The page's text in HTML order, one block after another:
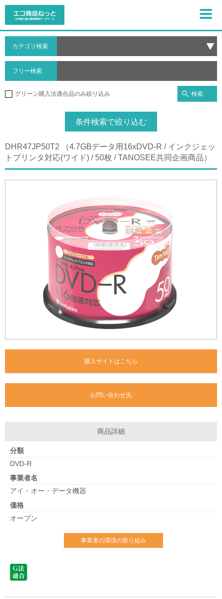
カテゴリ検索
フリー検索
グリーン購入法適合品のみ絞り込み 検索
条件検索で絞り込む
DHR47JP50T2 （4.7GBデータ用16xDVD-R / インクジェッ
トプリンタ対応(ワイド) / 50枚 / TANOSEE共同企画商品）
購入サイトはこちら
お問い合わせ先
商品詳細
分類
DVD-R
事業者名
アイ・オー・データ機器
価格
オープン
事業者の環境の取り組み